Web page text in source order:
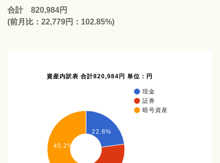
合計 820,984円
(前月比：22,779円：102.85%)
資産内訳表 合計820,984円 単位：円
現金
証券
暗号資産
22.8%
45.2%